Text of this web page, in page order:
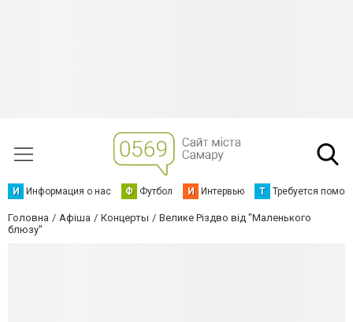
И Информация о нас Ф Футбол И Интервью Т Требуется
Головна Афіша Концерты
Велике Різдво від "Маленького
блюзу"